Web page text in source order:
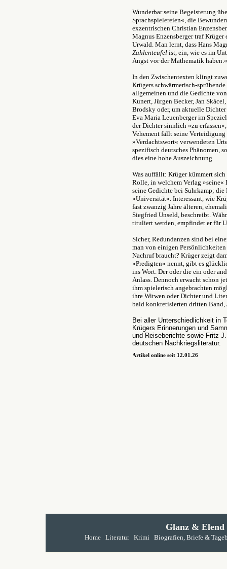
Wunderbar seine Begeisterung
Sprachspielereien«, die
exzentrischen Christian
Magnus Enzensberger traf
Urwald. Man lernt, dass Hans
Zahlenteufel ist, ein, wie es im
Angst vor der Mathematik haben.«
In den Zwischentexten klingt
Krügers schwärmerisch-
allgemeinen und die Gedichte
Kunert, Jürgen Becker, Jan
Brodsky oder, um aktuelle
Eva Maria Leuenberger im
der Dichter sinnlich »zu erfassen«
Vehement fällt seine
»Verdachtswort« verwendeten
spezifisch deutsches Phänomen,
dies eine hohe Auszeichnung.
Was auffällt: Krüger kümmert
Rolle, in welchem Verlag »seine«
seine Gedichte bei Suhrkamp;
»Universität». Interessant, wie
fast zwanzig Jahre älteren,
Siegfried Unseld, beschreibt.
tituliert werden, empfindet er für
Sicher, Redundanzen sind bei
man von einigen
Nachruf braucht? Krüger zeigt
»Predigten» nennt, gibt es
ins Wort. Der oder die ein oder
Anlass. Dennoch erwacht schon
ihm spielerisch angebrachten
ihre Witwen oder Dichter und
bald konkretisierten dritten
Bei aller Unterschiedlichkeit in
Krügers Erinnerungen und
und Reiseberichte sowie Fritz
deutschen Nachkriegsliteratur.
Artikel online seit 12.01.26
Glanz & Elend
Home Literatur Krimi Biografien, Briefe &